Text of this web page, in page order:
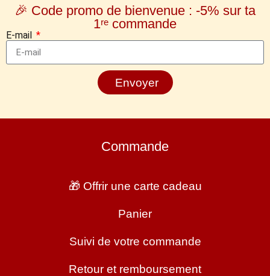
🎉 Code promo de bienvenue : -5% sur ta
1ʳᵉ commande
E-mail
Envoyer
Commande
🎁 Offrir une carte cadeau
Panier
Suivi de votre commande
Retour et remboursement